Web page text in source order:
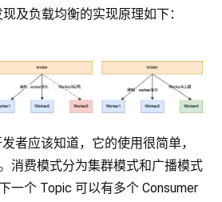
及负载均衡的实现原理如下：
者应该知道，它的使用很简单，
消费模式分为集群模式和广播模式
一个 Topic 可以有多个 Consumer